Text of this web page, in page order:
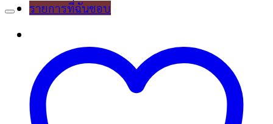
รายการที่ฉันชอบ